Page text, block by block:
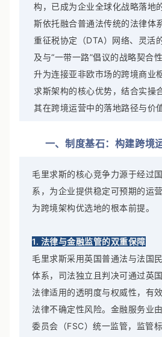
构，已成为企业全球化战略落地
斯依托融合普通法传统的法律体
重征税协定（DTA）网络、灵活
及与“一带一路”倡议的战略契合
升为连接亚非欧市场的跨境商业
求斯架构的核心优势，结合实操
其在跨境运营中的落地路径与价值
一、制度基石：构建跨境
毛里求斯的核心竞争力源于经过
系，为企业提供稳定可预期的运
为跨境架构优选地的根本前提。
1. 法律与金融监管的双重保障
毛里求斯采用英国普通法与法国
体系，司法独立且判决可通过英
法律适用的透明度与权威性，有
法律不确定性风险。金融服务业
委员会（FSC）统一监管，监管